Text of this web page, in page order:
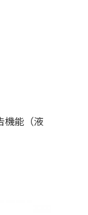
機能（液